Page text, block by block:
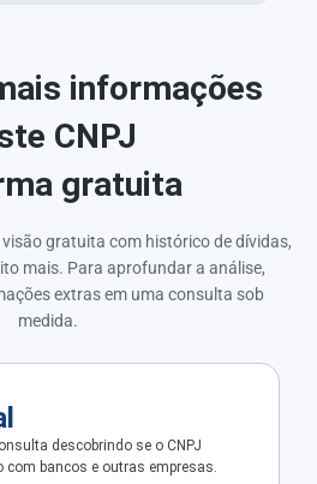
informações
CNPJ
gratuita
gratuita com histórico de dívidas,
mais. Para aprofundar a análise,
extras em uma consulta sob
medida.
descobrindo se o CNPJ
bancos e outras empresas.